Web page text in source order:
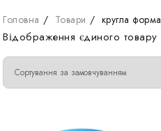
Головна Товари кругла форма
Відображення єдиного товару